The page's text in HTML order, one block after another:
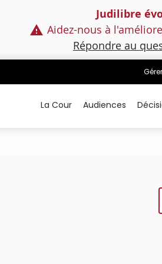
Judilibre
Aidez-nous à
Répondre au
La Cour Audiences